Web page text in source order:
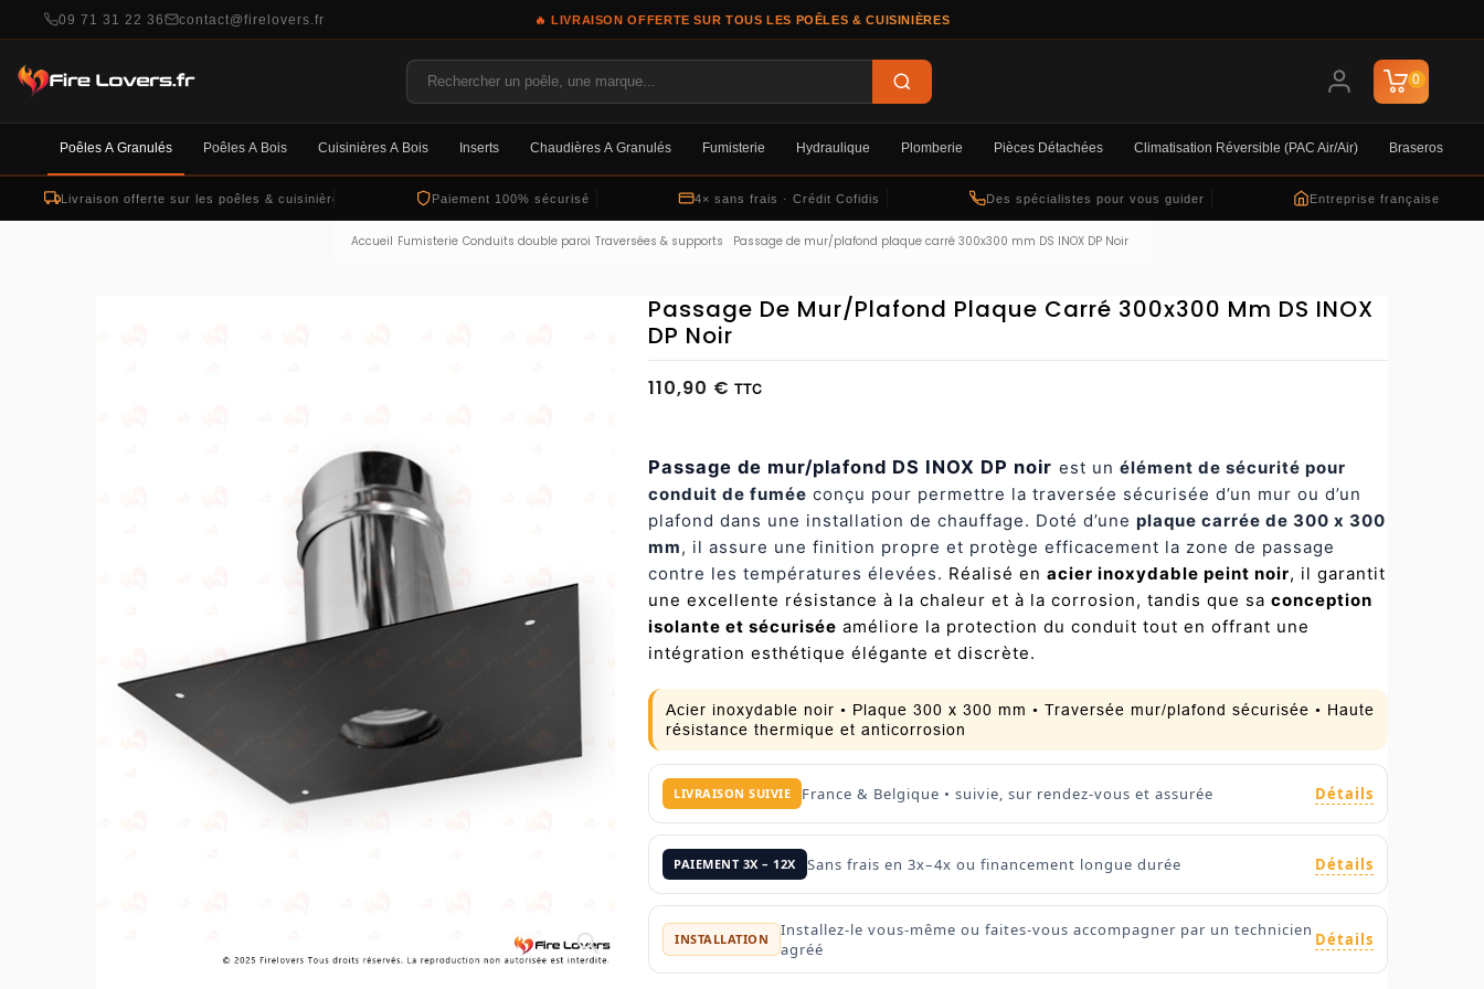
09 71 31 22 36 contact@firelovers.fr 🔥 LIVRAISON OFFERTE SUR TOUS LES POÊLES & CUISINIÈRES
0
Poêles À Granulés Poêles À Bois Cuisinières À Bois Inserts Chaudières À Granulés Fumisterie Hydraulique Plomberie Pièces Détachées Climatisation Réversible (PAC Air/air) Braseros
Livraison offerte sur les poêles & cuisinières Paiement 100% sécurisé 4× sans frais · Crédit Cofidis Des spécialistes pour vous guider Entreprise française
Accueil Fumisterie Conduits double paroi Traversées & supports Passage de mur/plafond plaque carré 300x300 mm DS INOX DP Noir
search
Passage De Mur/plafond Plaque Carré 300x300 Mm DS INOX
DP Noir
110,90 € TTC
Passage de mur/plafond DS INOX DP noir est un élément de sécurité pour
conduit de fumée conçu pour permettre la traversée sécurisée d’un mur ou d’un
plafond dans une installation de chauffage. Doté d’une plaque carrée de 300 x 300
mm, il assure une finition propre et protège efficacement la zone de passage
contre les températures élevées. Réalisé en acier inoxydable peint noir, il garantit
une excellente résistance à la chaleur et à la corrosion, tandis que sa conception
isolante et sécurisée améliore la protection du conduit tout en offrant une
intégration esthétique élégante et discrète.
Acier inoxydable noir • Plaque 300 x 300 mm • Traversée mur/plafond sécurisée • Haute
résistance thermique et anticorrosion
LIVRAISON SUIVIE France & Belgique • suivie, sur rendez-vous et assurée Détails
PAIEMENT 3X – 12X Sans frais en 3x–4x ou financement longue durée Détails
INSTALLATION
Installez-le vous-même ou faites-vous accompagner par un technicien
agréé
Détails